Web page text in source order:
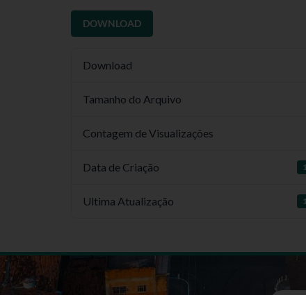
DOWNLOAD
Download
Tamanho do Arquivo
Contagem de Visualizações
Data de Criação
Ultima Atualização